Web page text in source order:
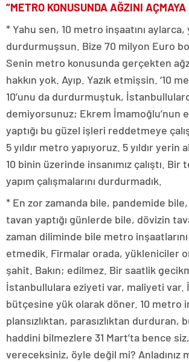
“METRO KONUSUNDA AĞZINI
* Yahu sen, 10 metro inşaatını aylarca,
durdurmuşsun. Bize 70 milyon Euro
Senin metro konusunda gerçekten
hakkın yok. Ayıp. Yazık etmişsin. ‘10
10’unu da durdurmuştuk,
demiyorsunuz; Ekrem İmamoğlu’nun
yaptığı bu güzel işleri reddetmeye
5 yıldır metro yapıyoruz. 5 yıldır yerin
10 binin üzerinde insanımız çalıştı.
yapım çalışmalarını durdurmadık.
* En zor zamanda bile, pandemide
tavan yaptığı günlerde bile, dövizin
zaman diliminde bile metro
etmedik. Firmalar orada, yükleniciler
şahit. Bakın; edilmez. Bir saatlik
İstanbullulara eziyeti var, maliyeti var.
bütçesine yük olarak döner. 10 metro
plansızlıktan, parasızlıktan durduran,
haddini bilmezlere 31 Mart’ta bence
vereceksiniz, öyle değil mi? Anladınız